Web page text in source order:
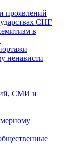
проявлений
СНГ
в
ненависти
СМИ и